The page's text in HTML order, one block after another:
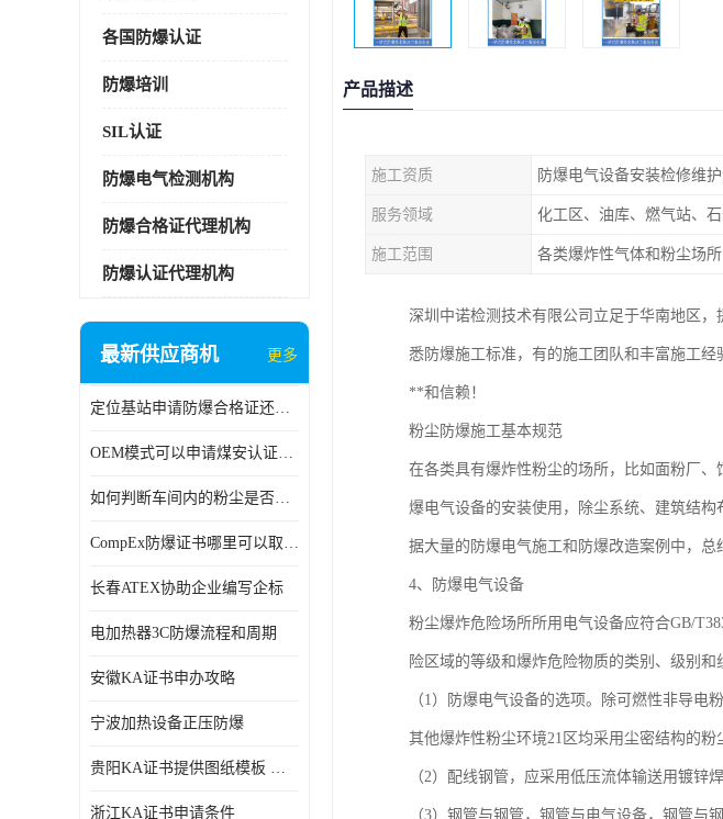
各国防爆认证
防爆培训
SIL认证
防爆电气检测机构
防爆合格证代理机构
防爆认证代理机构
最新供应商机 更多
定位基站申请防爆合格证还是防爆3C认证呢？
OEM模式可以申请煤安认证吗？
如何判断车间内的粉尘是否为爆炸性粉尘？
CompEx防爆证书哪里可以取得？
长春ATEX协助企业编写企标
电加热器3C防爆流程和周期
安徽KA证书申办攻略
宁波加热设备正压防爆
贵阳KA证书提供图纸模板 深圳中诺检测
浙江KA证书申请条件
产品描述
施工资质 防爆电气设备安装检修维
服务领域 化工区、油库、燃气站、
施工范围 各类爆炸性气体和粉尘场所
深圳中诺检测技术有限公司立足于华南地区
悉防爆施工标准，有的施工团队和丰富施工
**和信赖！
粉尘防爆施工基本规范
在各类具有爆炸性粉尘的场所，比如面粉厂
爆电气设备的安装使用，除尘系统、建筑结
据大量的防爆电气施工和防爆改造案例中，总
4、防爆电气设备
粉尘爆炸危险场所所用电气设备应符合GB/
险区域的等级和爆炸危险物质的类别、级别和
（1）防爆电气设备的选项。除可燃性非导电
其他爆炸性粉尘环境21区均采用尘密结构的
（2）配线钢管，应采用低压流体输送用镀锌
（3）钢管与钢管，钢管与电气设备，钢管